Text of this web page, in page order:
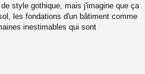
style gothique, mais j'imagine que ça
les fondations d'un bâtiment comme
inestimables qui sont